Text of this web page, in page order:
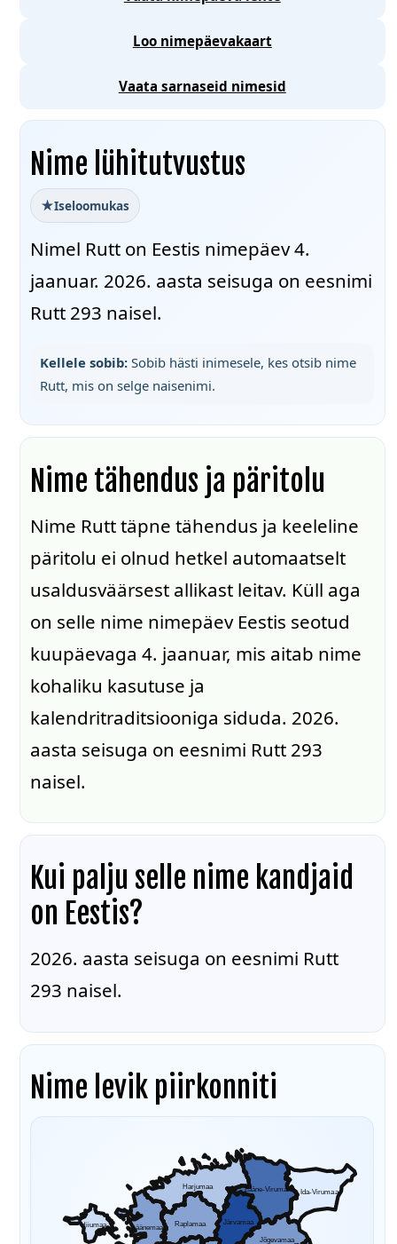
Loo nimepäevakaart
Vaata sarnaseid nimesid
Nime lühitutvustus
Iseloomukas
Nimel Rutt on Eestis nimepäev 4.
jaanuar. 2026. aasta seisuga on eesnimi
Rutt 293 naisel.
Kellele sobib:Sobib hästi inimesele, kes otsib nime
Rutt, mis on selge naisenimi.
Nime tähendus ja päritolu
Nime Rutt täpne tähendus ja keeleline
päritolu ei olnud hetkel automaatselt
usaldusväärsest allikast leitav. Küll aga
on selle nime nimepäev Eestis seotud
kuupäevaga 4. jaanuar, mis aitab nime
kohaliku kasutuse ja
kalendritraditsiooniga siduda. 2026.
aasta seisuga on eesnimi Rutt 293
naisel.
Kui palju selle nime kandjaid
on Eestis?
2026. aasta seisuga on eesnimi Rutt
293 naisel.
Nime levik piirkonniti
Hiiumaa Läänemaa Raplamaa
Harjumaa Lääne-Virumaa Ida-Virumaa
Järvamaa
Jõgevamaa